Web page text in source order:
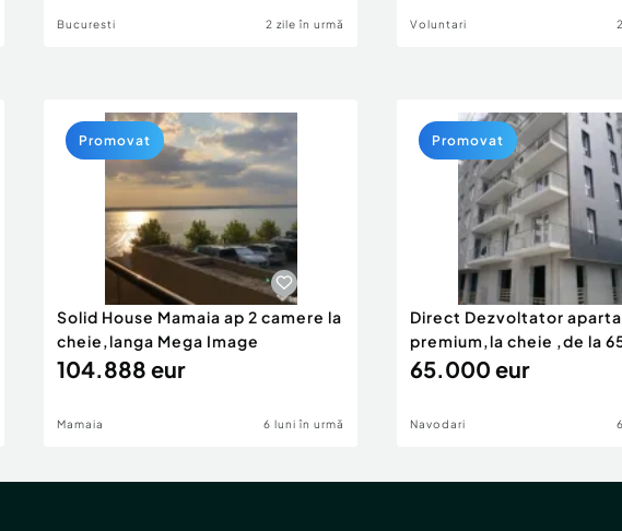
Bucuresti 2 zile în urmă Voluntari
Solid House Mamaia ap 2 camere la
cheie,langa Mega Image
104.888 eur
Mamaia 6 luni în urmă
Promovat
Direct Dezvoltator
premium,la cheie ,de la
eur
65.000 eur
Navodari
Promovat